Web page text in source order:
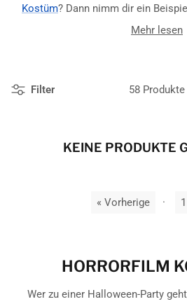
Kostüm? Dann nimm dir ein Beispiel
undMehr lesen
Filter 58 Produkte
KEINE PRODUKTE
« Vorherige · 1
HORRORFILM
Wer zu einer Halloween-Party